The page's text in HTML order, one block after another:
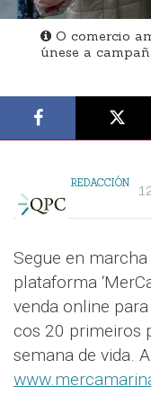
O comercio
únese a
REDACCIÓN
Segue en
plataforma
venda online
cos 20 primeiros
semana de vida.